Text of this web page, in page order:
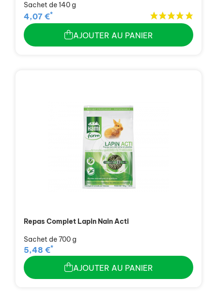
Sachet de 140 g
4,07 €*
AJOUTER AU PANIER
Repas Complet Lapin Nain Acti
Sachet de 700 g
5,48 €*
AJOUTER AU PANIER